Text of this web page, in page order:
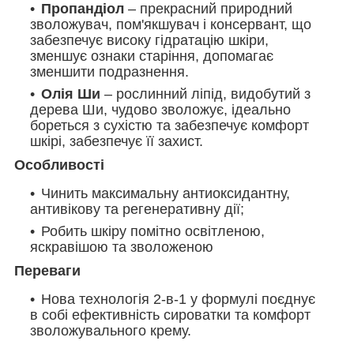
Пропандіол – прекрасний природний
зволожувач, пом'якшувач і консервант, що
забезпечує високу гідратацію шкіри,
зменшує ознаки старіння, допомагає
зменшити подразнення.
Олія Ши – рослинний ліпід, видобутий з
дерева Ши, чудово зволожує, ідеально
бореться з сухістю та забезпечує комфорт
шкірі, забезпечує її захист.
Особливості
Чинить максимальну антиоксидантну,
антивікову та регенеративну дії;
Робить шкіру помітно освітленою,
яскравішою та зволоженою
Переваги
Нова технологія 2-в-1 у формулі поєднує
в собі ефективність сироватки та комфорт
зволожувального крему.